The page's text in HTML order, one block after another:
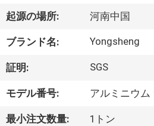
ク
ト
私
達
起源の場所: 河南中国
ブランド名: Yongsheng
証明: SGS
モデル番号: アルミニウム
最小注文数量: 1トン